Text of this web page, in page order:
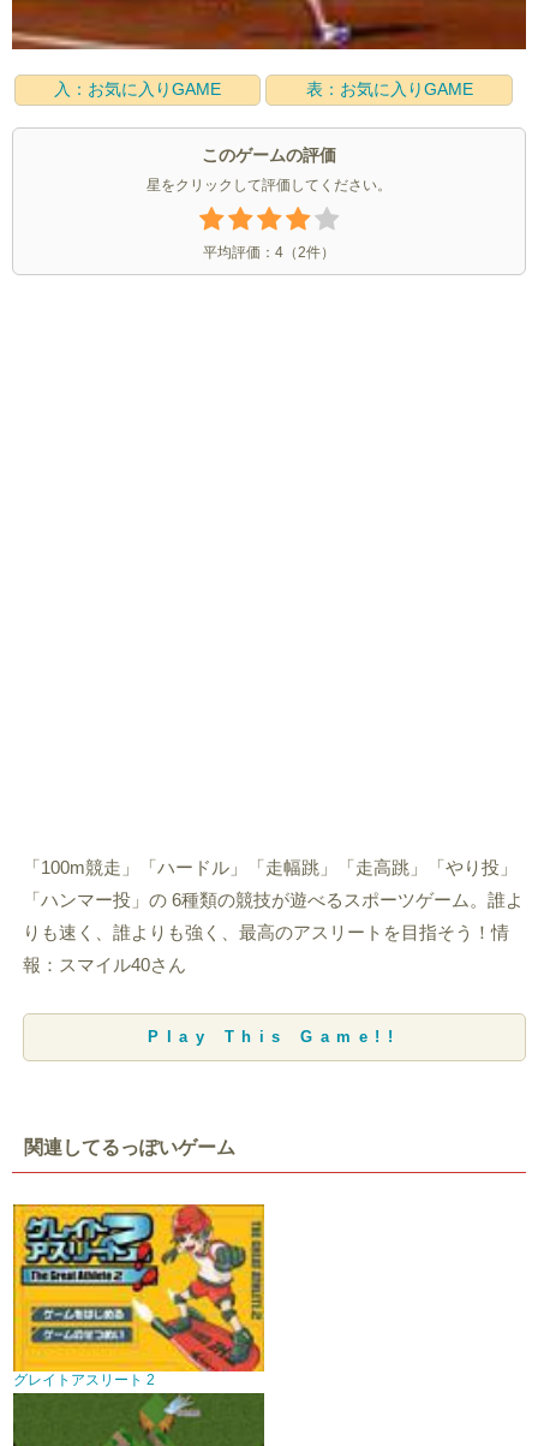
入：お気に入りGAME 表：お気に入りGAME
このゲームの評価
星をクリックして評価してください。
平均評価： 4 （2件）
「100m競走」「ハードル」「走幅跳」「走高跳」「やり投」
「ハンマー投」の 6種類の競技が遊べるスポーツゲーム。誰よ
りも速く、誰よりも強く、最高のアスリートを目指そう！情
報：スマイル40さん
Play This Game!!
関連してるっぽいゲーム
グレイトアスリート 2